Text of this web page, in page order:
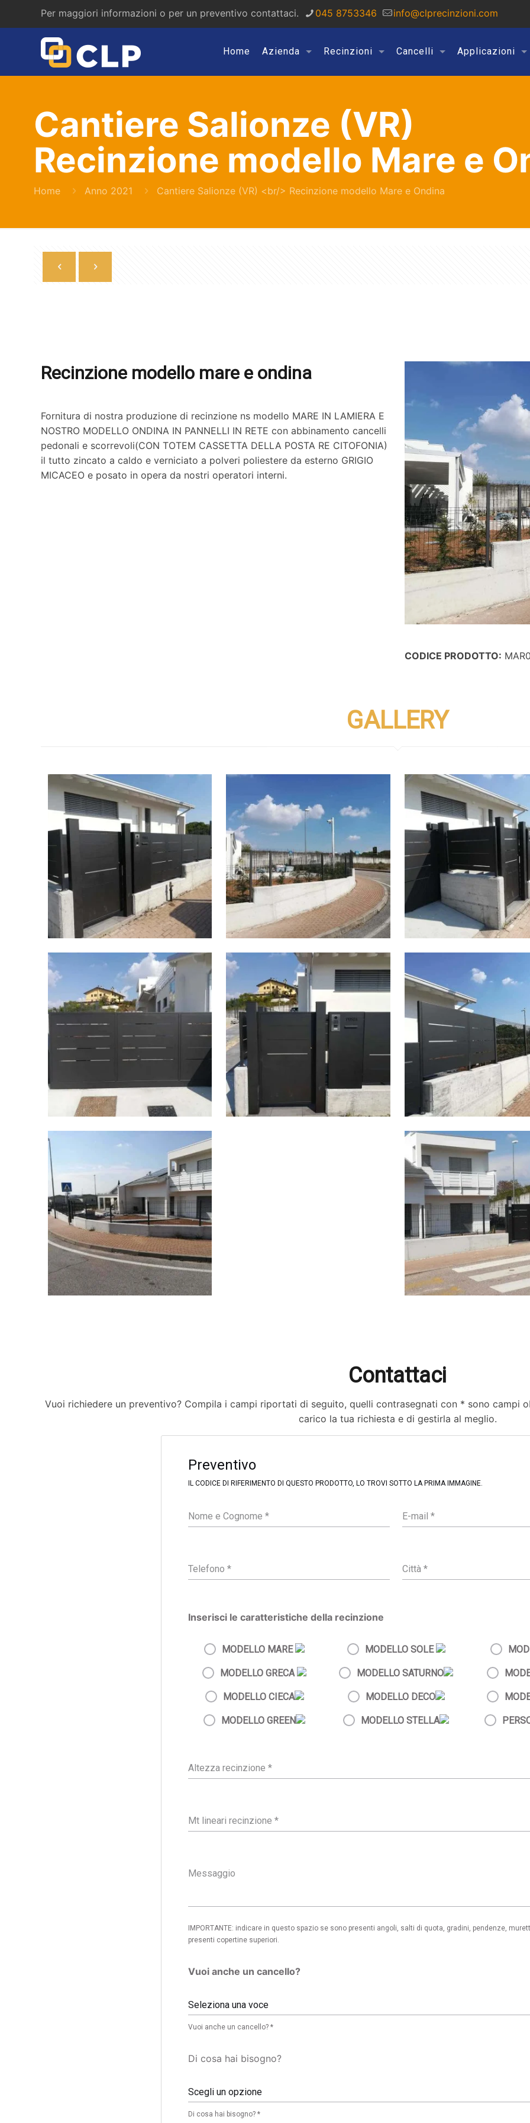
Per maggiori informazioni o per un preventivo contattaci. 045 8753346 info@clprecinzioni.com
Home Azienda Recinzioni Cancelli Applicazioni
Cantiere Salionze (VR)
Recinzione modello Mare e
Home Anno 2021 Cantiere Salionze (VR) <br/> Recinzione modello Mare e Ondina
Recinzione modello mare e ondina
Fornitura di nostra produzione di recinzione ns modello MARE IN LAMIERA E
NOSTRO MODELLO ONDINA IN PANNELLI IN RETE con abbinamento cancelli
pedonali e scorrevoli(CON TOTEM CASSETTA DELLA POSTA RE CITOFONIA)
il tutto zincato a caldo e verniciato a polveri poliestere da esterno GRIGIO
MICACEO e posato in opera da nostri operatori interni.
CODICE PRODOTTO:
GALLERY
Contattaci
Vuoi richiedere un preventivo? Compila i campi riportati di seguito, quelli contrasegnati con * sono campi
carico la tua richiesta e di gestirla al meglio.
F
Preventivo
IL CODICE DI RIFERIMENTO DI QUESTO PRODOTTO, LO TROVI SOTTO LA PRIMA IMMAGINE.
Inserisci le caratteristiche della recinzione
MODELLO MARE MODELLO SOLE
MODELLO GRECA MODELLO SATURNO
MODELLO CIECA MODELLO DECO
MODELLO GREEN MODELLO STELLA
IMPORTANTE: indicare in questo spazio se sono presenti angoli, salti di quota, gradini, pendenze,
presenti copertine superiori.
Vuoi anche un cancello?
Seleziona una voce
Vuoi anche un cancello? *
Di cosa hai bisogno?
Scegli un opzione
Di cosa hai bisogno? *